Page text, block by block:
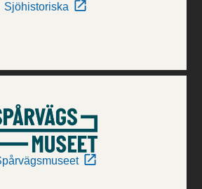
Sjöhistoriska